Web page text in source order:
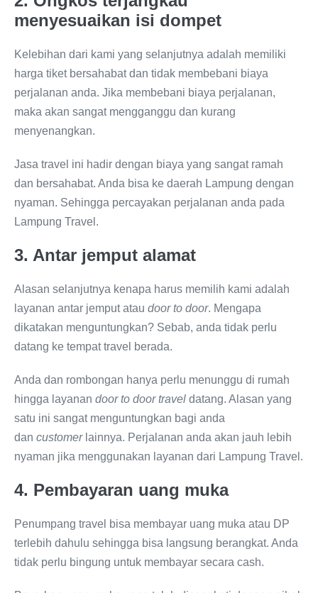
menyesuaikan isi dompet
Kelebihan dari kami yang selanjutnya adalah memiliki
harga tiket bersahabat dan tidak membebani biaya
perjalanan anda. Jika membebani biaya perjalanan,
maka akan sangat mengganggu dan kurang
menyenangkan.
Jasa travel ini hadir dengan biaya yang sangat ramah
dan bersahabat. Anda bisa ke daerah Lampung dengan
nyaman. Sehingga percayakan perjalanan anda pada
Lampung Travel.
3. Antar jemput alamat
Alasan selanjutnya kenapa harus memilih kami adalah
layanan antar jemput atau door to door. Mengapa
dikatakan menguntungkan? Sebab, anda tidak perlu
datang ke tempat travel berada.
Anda dan rombongan hanya perlu menunggu di rumah
hingga layanan door to door travel datang. Alasan yang
satu ini sangat menguntungkan bagi anda
dan customerlainnya. Perjalanan anda akan jauh lebih
nyaman jika menggunakan layanan dari Lampung Travel.
4. Pembayaran uang muka
Penumpang travel bisa membayar uang muka atau DP
terlebih dahulu sehingga bisa langsung berangkat. Anda
tidak perlu bingung untuk membayar secara cash.